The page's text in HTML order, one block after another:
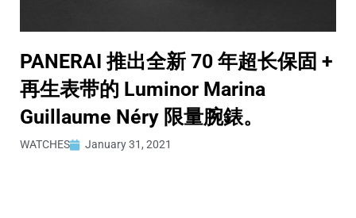
PANERAI 推出全新 70 年超长保固 +
再生表带的 Luminor Marina
Guillaume Néry 限量腕錶。
WATCHES January 31, 2021